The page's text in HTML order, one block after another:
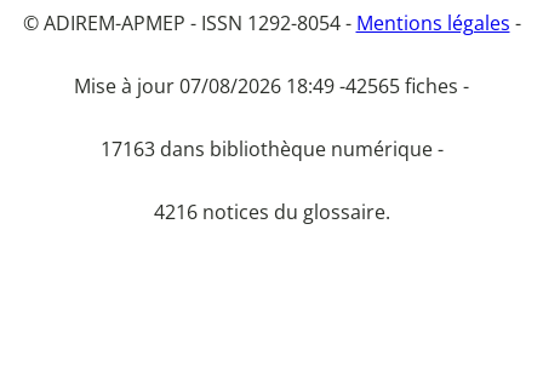
© ADIREM-APMEP - ISSN 1292-8054 - Mentions légales -
Mise à jour 07/08/2026 18:49 -42565 fiches -
17163 dans bibliothèque numérique -
4216 notices du glossaire.